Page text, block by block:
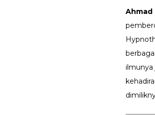
Ahmad
ilmunya